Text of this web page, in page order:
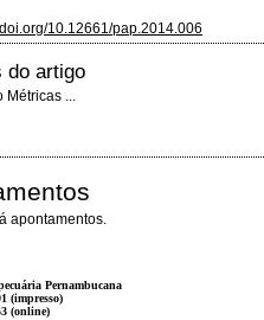
10.12661/pap.2014.006
do artigo
...
apontamentos.
Pernambucana
(impresso)
(online)